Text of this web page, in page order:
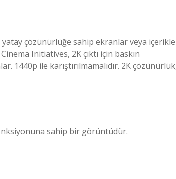
yatay çözünürlüğe sahip ekranlar veya
Initiatives, 2K çıktı için baskın
1440p ile karıştırılmamalıdır. 2K
sahip bir görüntüdür.